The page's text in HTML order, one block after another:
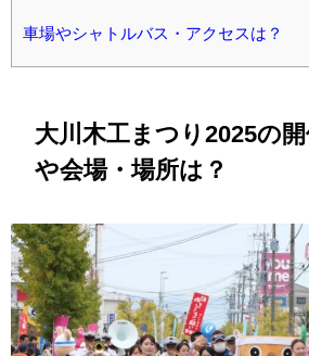
車場やシャトルバス・アクセスは？
大川木工まつり2025の
や会場・場所は？